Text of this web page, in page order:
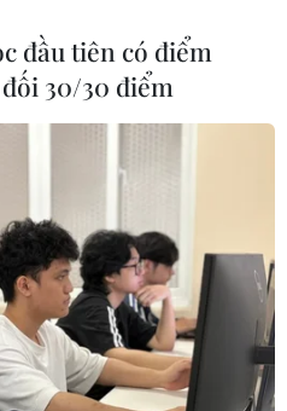
Tây Nguyên được UNESCO
và Di sản văn hóa phi vật thể
2008 được công nhận là Di
diện của nhân loại. (Ảnh: Sỹ
TTXVN)
đầu tiên có điểm
30/30 điểm